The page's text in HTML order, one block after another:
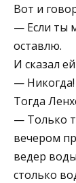
Вот и
— Если ты
оставлю.
И сказал
— Никогда!
Тогда
— Только
вечером
ведер
столько